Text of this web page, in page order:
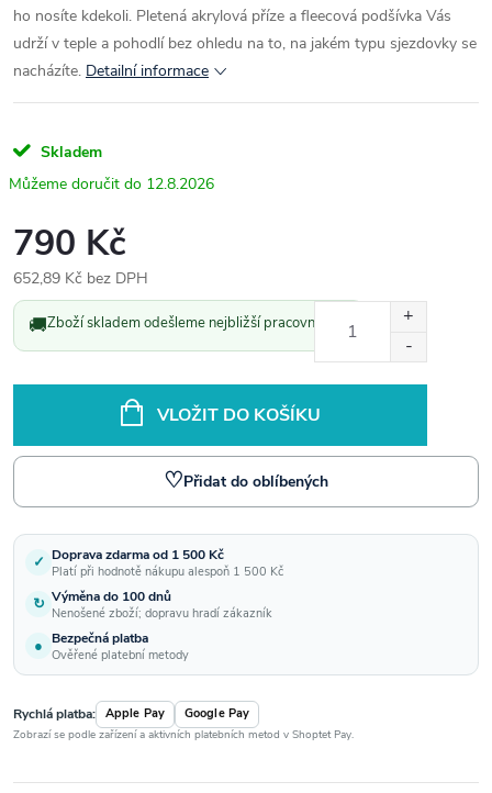
ho nosíte kdekoli. Pletená akrylová příze a fleecová podšívka Vás
udrží v teple a pohodlí bez ohledu na to, na jakém typu sjezdovky se
nacházíte. Detailní informace
Skladem
12.8.2026
790 Kč
652,89 Kč bez DPH
Měrná
cena:
🚚Zboží skladem odešleme nejbližší pracovní den.
VLOŽIT DO KOŠÍKU
♡Přidat do oblíbených
✓ Doprava zdarma od 1 500 Kč
Platí při hodnotě nákupu alespoň 1 500 Kč
↻ Výměna do 100 dnů
Nenošené zboží; dopravu hradí zákazník
● Bezpečná platba
Ověřené platební metody
Rychlá platba: Apple Pay Google Pay
Zobrazí se podle zařízení a aktivních platebních metod v Shoptet Pay.